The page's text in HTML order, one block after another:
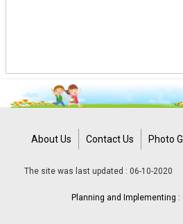
About Us Contact Us Photo
The site was last updated : 06-10-2020
Planning and Implementing